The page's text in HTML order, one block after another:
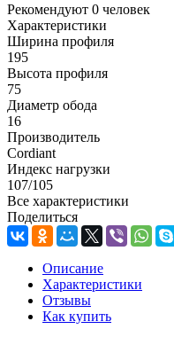
Рекомендуют 0 человек
Характеристики
Ширина профиля
195
Высота профиля
75
Диаметр обода
16
Производитель
Cordiant
Индекс нагрузки
107/105
Все характеристики
Поделиться
Описание
Характеристики
Отзывы
Как купить